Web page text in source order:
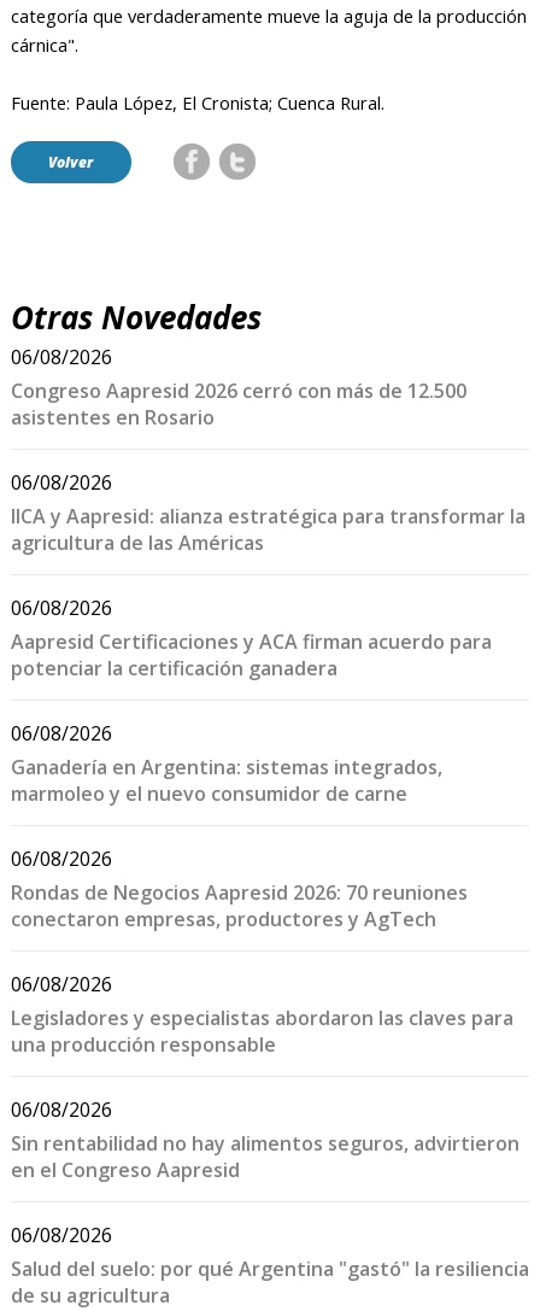
categoría que verdaderamente mueve la aguja de la producción
cárnica".
Fuente: Paula López, El Cronista; Cuenca Rural.
Volver
Otras Novedades
06/08/2026
Congreso Aapresid 2026 cerró con más de 12.500
asistentes en Rosario
06/08/2026
IICA y Aapresid: alianza estratégica para transformar la
agricultura de las Américas
06/08/2026
Aapresid Certificaciones y ACA firman acuerdo para
potenciar la certificación ganadera
06/08/2026
Ganadería en Argentina: sistemas integrados,
marmoleo y el nuevo consumidor de carne
06/08/2026
Rondas de Negocios Aapresid 2026: 70 reuniones
conectaron empresas, productores y AgTech
06/08/2026
Legisladores y especialistas abordaron las claves para
una producción responsable
06/08/2026
Sin rentabilidad no hay alimentos seguros, advirtieron
en el Congreso Aapresid
06/08/2026
Salud del suelo: por qué Argentina "gastó" la resiliencia
de su agricultura